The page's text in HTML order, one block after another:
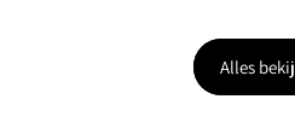
Alles